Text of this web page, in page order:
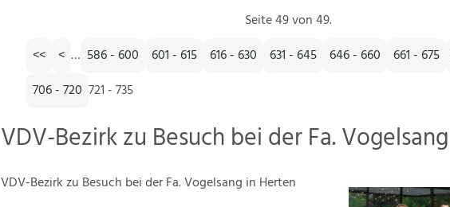
Seite 49 von 49.
<<
< … 586 - 600 601 - 615 616 - 630 631 - 645 646 - 660 661 - 675
706 - 720 721 - 735
VDV-Bezirk zu Besuch bei der Fa.
VDV-Bezirk zu Besuch bei der Fa. Vogelsang in Herten